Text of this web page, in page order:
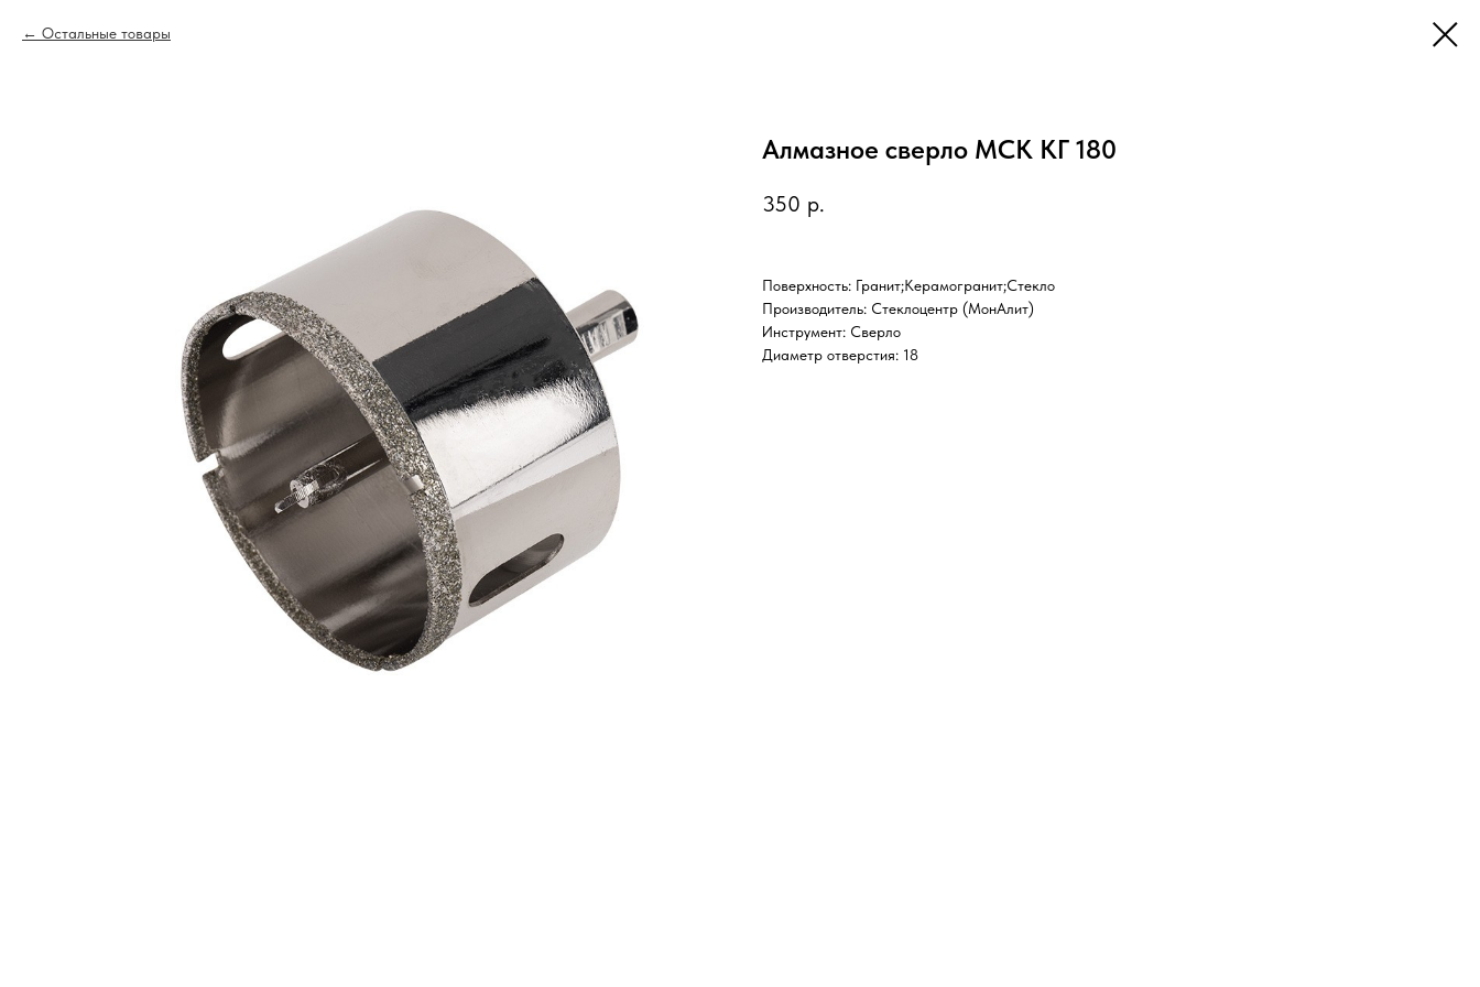
Остальные товары
Алмазное сверло МСК КГ 180
350 р.
Поверхность: Гранит;Керамогранит;Стекло
Производитель: Стеклоцентр (МонАлит)
Инструмент: Сверло
Диаметр отверстия: 18